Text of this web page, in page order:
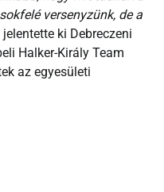
versenyzünk, de a
ki Debreczeni
Halker-Király Team
az egyesületi